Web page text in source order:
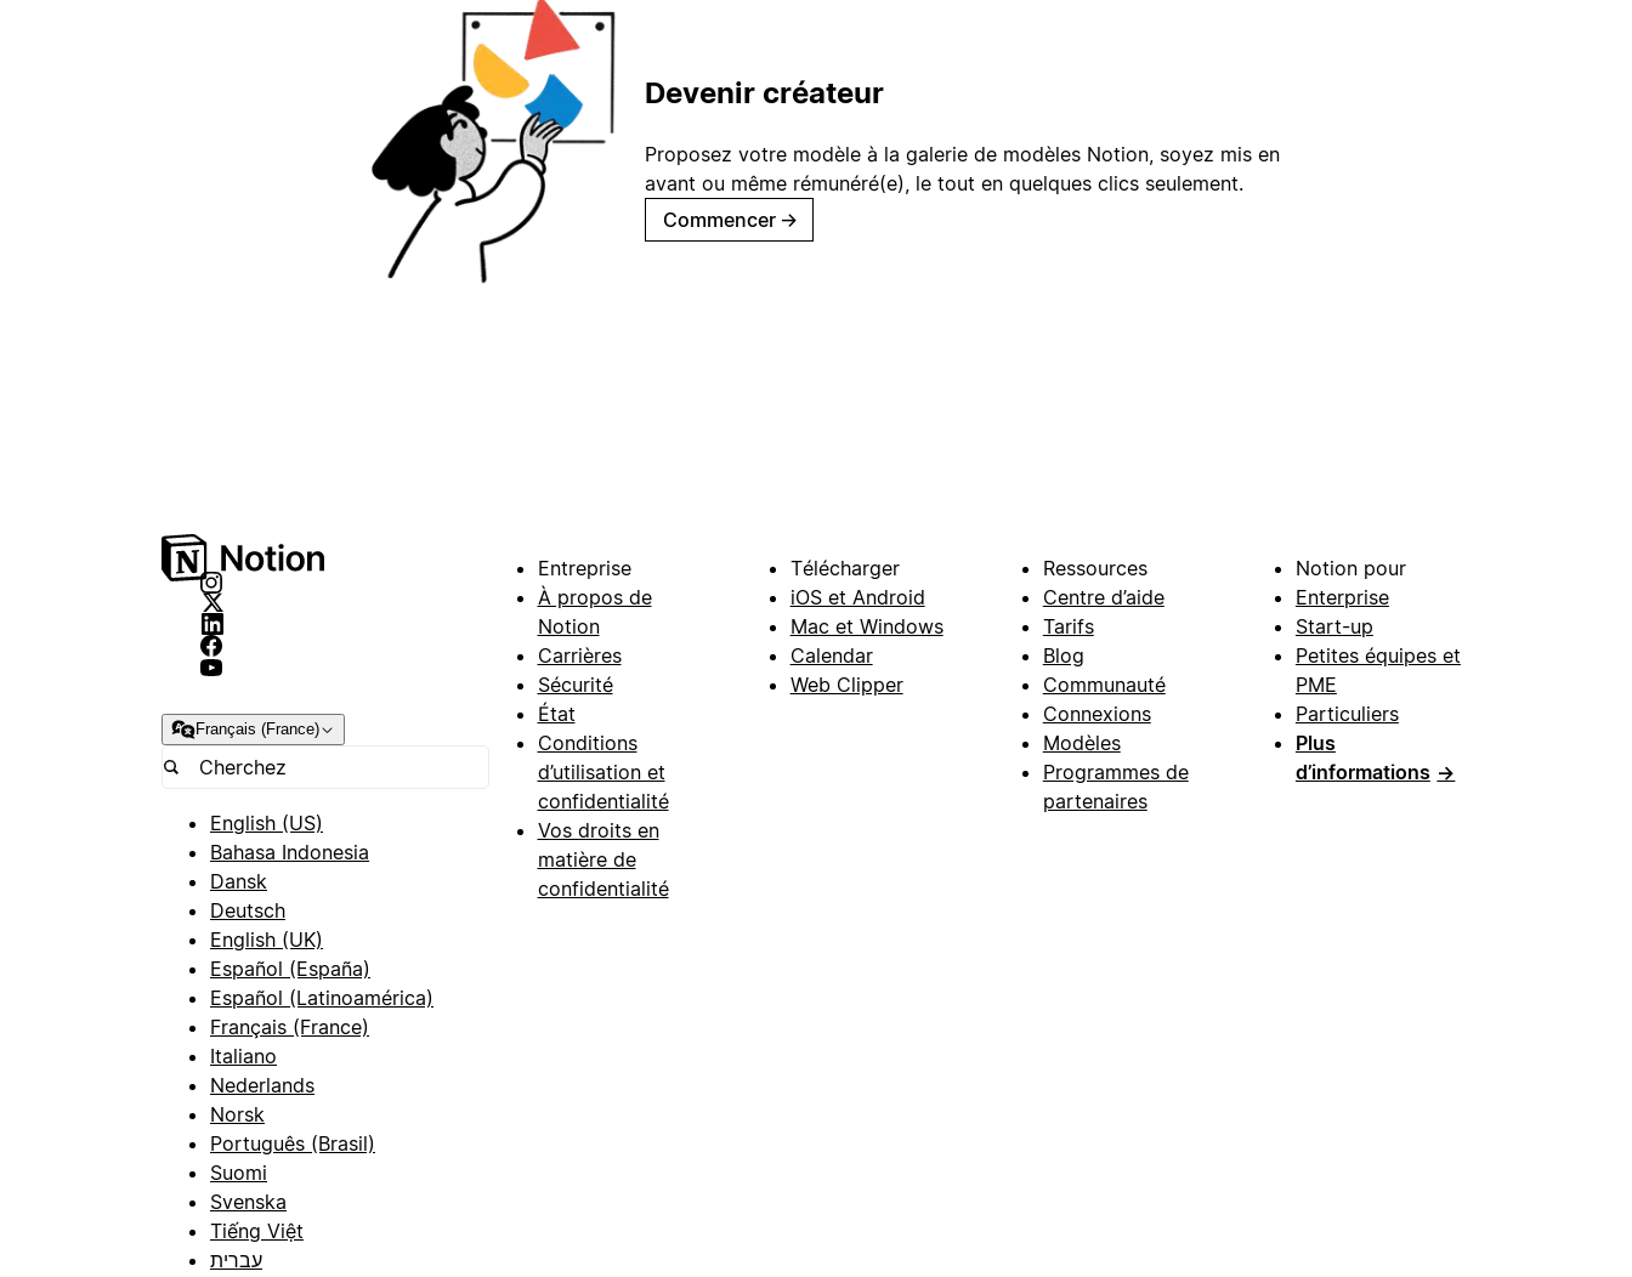
Devenir créateur
Proposez votre modèle à la galerie de modèles Notion, soyez mis en
avant ou même rémunéré(e), le tout en quelques clics seulement.
Commencer →
Français (France)
English (US)
Bahasa Indonesia
Dansk
Deutsch
English (UK)
Español (España)
Español (Latinoamérica)
Français (France)
Italiano
Nederlands
Norsk
Português (Brasil)
Suomi
Svenska
Tiếng Việt
עברית
Entreprise
À propos de
Notion
Carrières
Sécurité
État
Conditions
d’utilisation et
confidentialité
Vos droits en
matière de
confidentialité
Télécharger
iOS et Android
Mac et Windows
Calendar
Web Clipper
Ressources
Centre d’aide
Tarifs
Blog
Communauté
Connexions
Modèles
Programmes de
partenaires
Notion pour
Enterprise
Start-up
Petites équipes et
PME
Particuliers
Plus
d’informations →